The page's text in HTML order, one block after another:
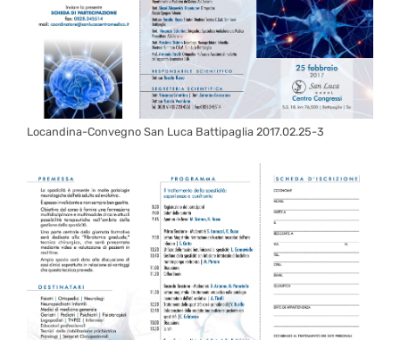
Locandina-Convegno San Luca Battipaglia 2017.02.25-3